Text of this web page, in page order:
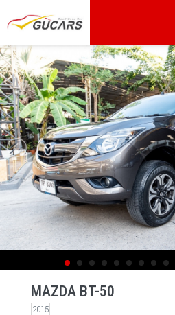
MAZDA BT-50
2015